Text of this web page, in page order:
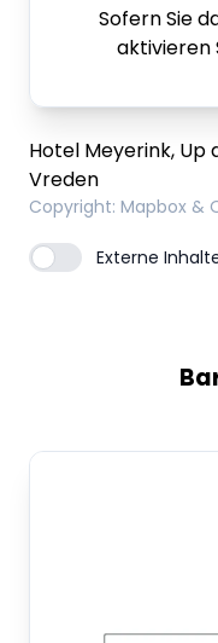
Sofern Sie
aktivieren
Hotel Meyerink, Up
Vreden
Copyright: Mapbox &
Externe